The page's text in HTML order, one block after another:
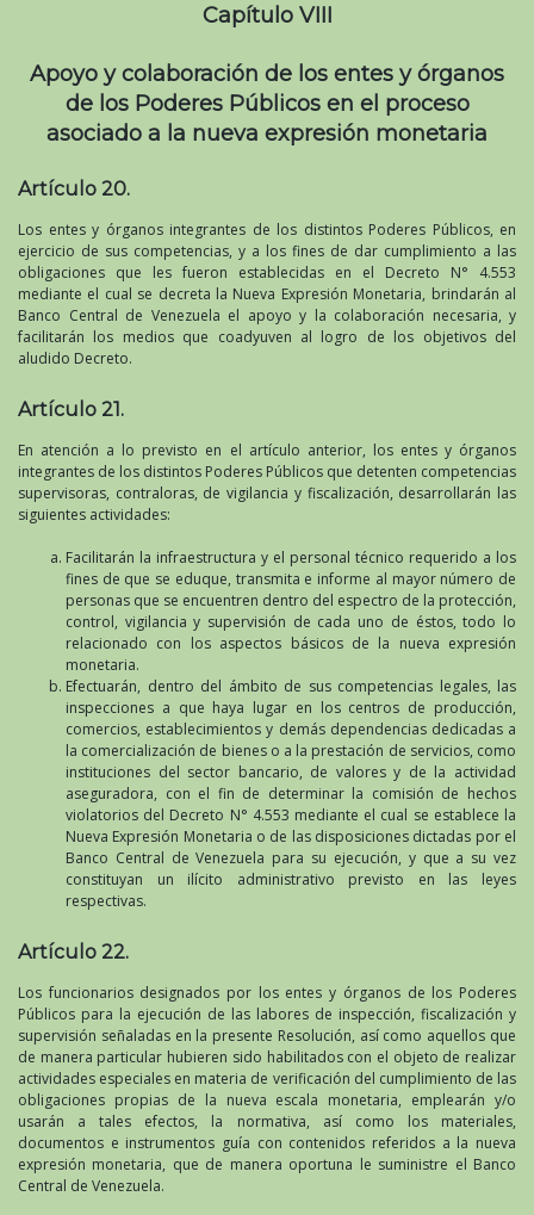
Capítulo VIII
Apoyo y colaboración de los entes y órganos
de los Poderes Públicos en el proceso
asociado a la nueva expresión monetaria
Artículo 20.
Los entes y órganos integrantes de los distintos Poderes Públicos, en
ejercicio de sus competencias, y a los fines de dar cumplimiento a las
obligaciones que les fueron establecidas en el Decreto N° 4.553
mediante el cual se decreta la Nueva Expresión Monetaria, brindarán al
Banco Central de Venezuela el apoyo y la colaboración necesaria, y
facilitarán los medios que coadyuven al logro de los objetivos del
aludido Decreto.
Artículo 21.
En atención a lo previsto en el artículo anterior, los entes y órganos
integrantes de los distintos Poderes Públicos que detenten competencias
supervisoras, contraloras, de vigilancia y fiscalización, desarrollarán las
siguientes actividades:
Facilitarán la infraestructura y el personal técnico requerido a los
fines de que se eduque, transmita e informe al mayor número de
personas que se encuentren dentro del espectro de la protección,
control, vigilancia y supervisión de cada uno de éstos, todo lo
relacionado con los aspectos básicos de la nueva expresión
monetaria.
Efectuarán, dentro del ámbito de sus competencias legales, las
inspecciones a que haya lugar en los centros de producción,
comercios, establecimientos y demás dependencias dedicadas a
la comercialización de bienes o a la prestación de servicios, como
instituciones del sector bancario, de valores y de la actividad
aseguradora, con el fin de determinar la comisión de hechos
violatorios del Decreto N° 4.553 mediante el cual se establece la
Nueva Expresión Monetaria o de las disposiciones dictadas por el
Banco Central de Venezuela para su ejecución, y que a su vez
constituyan un ilícito administrativo previsto en las leyes
respectivas.
Artículo 22.
Los funcionarios designados por los entes y órganos de los Poderes
Públicos para la ejecución de las labores de inspección, fiscalización y
supervisión señaladas en la presente Resolución, así como aquellos que
de manera particular hubieren sido habilitados con el objeto de realizar
actividades especiales en materia de verificación del cumplimiento de las
obligaciones propias de la nueva escala monetaria, emplearán y/o
usarán a tales efectos, la normativa, así como los materiales,
documentos e instrumentos guía con contenidos referidos a la nueva
expresión monetaria, que de manera oportuna le suministre el Banco
Central de Venezuela.